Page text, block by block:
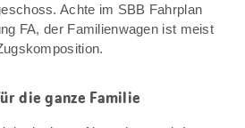
Achte im SBB Fahrplan
FA, der Familienwagen ist meist
die ganze Familie